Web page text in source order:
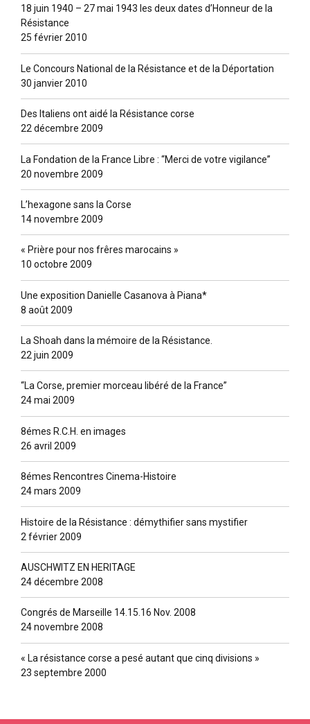
18 juin 1940 – 27 mai 1943 les deux dates d’Honneur de la
Résistance
25 février 2010
Le Concours National de la Résistance et de la Déportation
30 janvier 2010
Des Italiens ont aidé la Résistance corse
22 décembre 2009
La Fondation de la France Libre : “Merci de votre vigilance”
20 novembre 2009
L’hexagone sans la Corse
14 novembre 2009
« Prière pour nos frêres marocains »
10 octobre 2009
Une exposition Danielle Casanova à Piana*
8 août 2009
La Shoah dans la mémoire de la Résistance.
22 juin 2009
“La Corse, premier morceau libéré de la France”
24 mai 2009
8émes R.C.H. en images
26 avril 2009
8émes Rencontres Cinema-Histoire
24 mars 2009
Histoire de la Résistance : démythifier sans mystifier
2 février 2009
AUSCHWITZ EN HERITAGE
24 décembre 2008
Congrés de Marseille 14.15.16 Nov. 2008
24 novembre 2008
« La résistance corse a pesé autant que cinq divisions »
23 septembre 2000